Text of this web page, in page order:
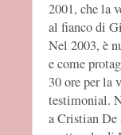
2001, che la
al fianco di
Nel 2003, è
e come
30 ore per la
testimonial.
a Cristian